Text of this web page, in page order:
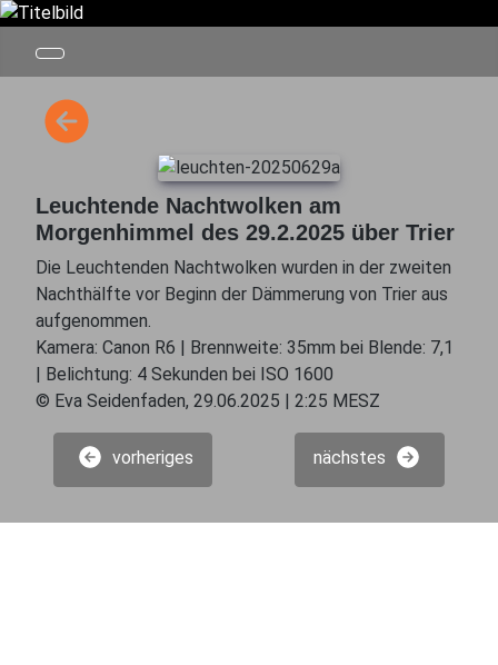
Leuchtende Nachtwolken am
Morgenhimmel des 29.2.2025 über Trier
Die Leuchtenden Nachtwolken wurden in der zweiten
Nachthälfte vor Beginn der Dämmerung von Trier aus
aufgenommen.
Kamera: Canon R6 | Brennweite: 35mm bei Blende: 7,1
| Belichtung: 4 Sekunden bei ISO 1600
© Eva Seidenfaden, 29.06.2025 | 2:25 MESZ
vorheriges nächstes